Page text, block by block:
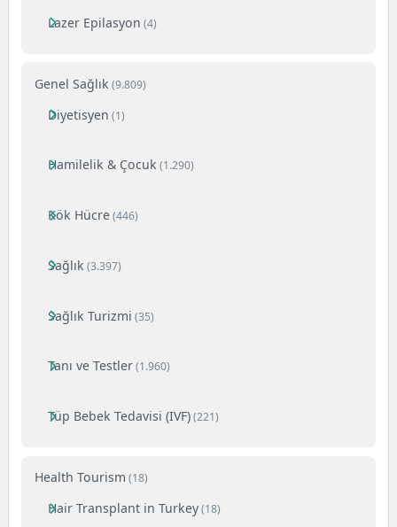
Lazer Epilasyon (4)
Genel Sağlık (9.809)
Diyetisyen (1)
Hamilelik & Çocuk (1.290)
Kök Hücre(446)
Sağlık (3.397)
Sağlık Turizmi (35)
Tanı ve Testler(1.960)
Tüp Bebek Tedavisi (IVF)(221)
Health Tourism (18)
Hair Transplant in Turkey(18)